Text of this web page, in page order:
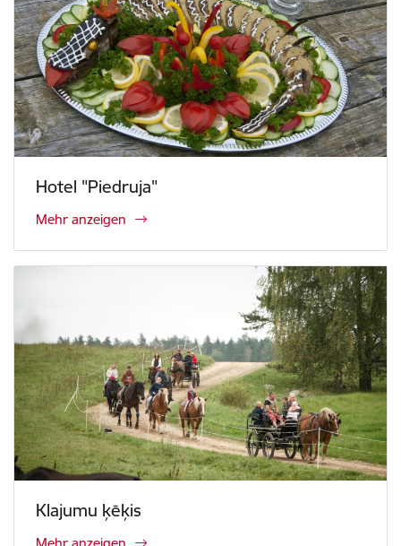
Hotel "Piedruja"
Mehr anzeigen
Klajumu ķēķis
Mehr anzeigen